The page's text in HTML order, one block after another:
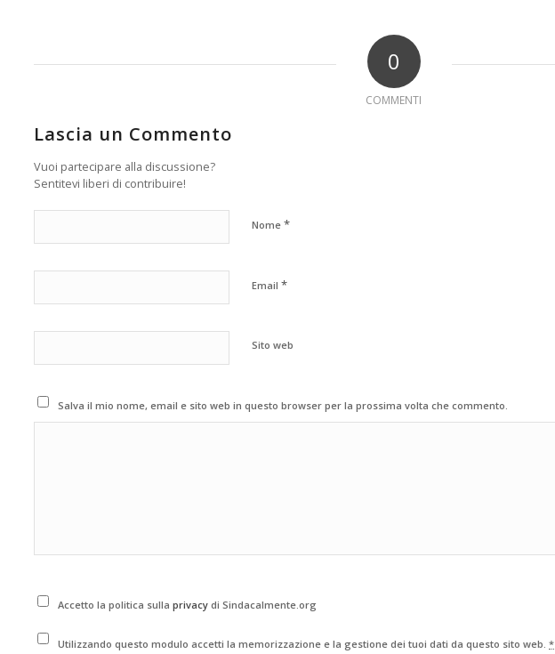
0
COMMENTI
Lascia un Commento
Vuoi partecipare alla discussione?
Sentitevi liberi di contribuire!
Nome *
Email *
Sito web
Salva il mio nome, email e sito web in questo browser per la prossima volta che commento.
Accetto la politica sullaprivacydi Sindacalmente.org
Utilizzando questo modulo accetti la memorizzazione e la gestione dei tuoi dati da questo sito web.*